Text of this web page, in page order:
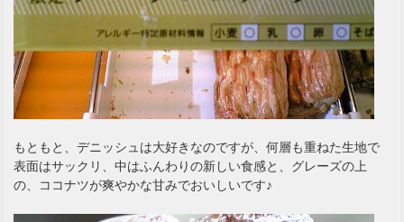
もともと、デニッシュは大好きなのですが、何層も重ねた生地で
表面はサックリ、中はふんわりの新しい食感と、グレーズの上
の、ココナツが爽やかな甘みでおいしいです♪